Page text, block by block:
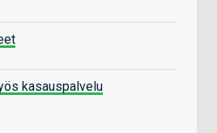
kasauspalvelu